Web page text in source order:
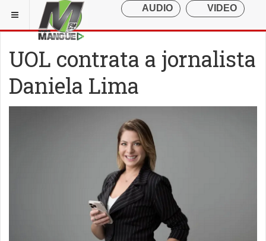
UOL contrata a jornalista
Daniela Lima